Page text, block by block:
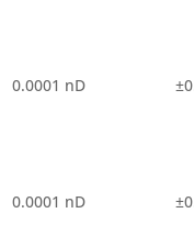
0.0001 nD
0.0001 nD